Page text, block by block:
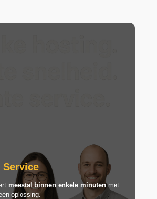
Service
meestal binnen enkele minutenmet
oplossing.